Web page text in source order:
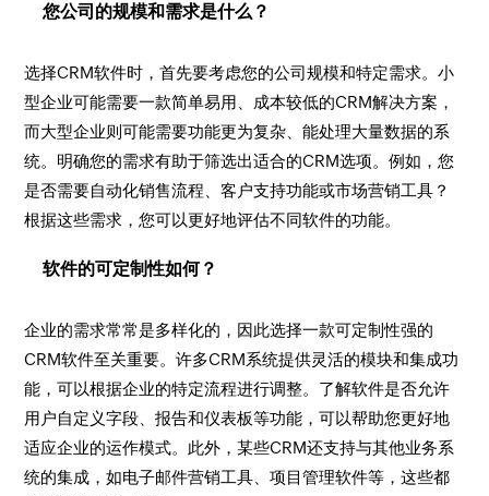
您公司的规模和需求是什么？
选择CRM软件时，首先要考虑您的公司规模和特定需求。小
型企业可能需要一款简单易用、成本较低的CRM解决方案，
而大型企业则可能需要功能更为复杂、能处理大量数据的系
统。明确您的需求有助于筛选出适合的CRM选项。例如，您
是否需要自动化销售流程、客户支持功能或市场营销工具？
根据这些需求，您可以更好地评估不同软件的功能。
软件的可定制性如何？
企业的需求常常是多样化的，因此选择一款可定制性强的
CRM软件至关重要。许多CRM系统提供灵活的模块和集成功
能，可以根据企业的特定流程进行调整。了解软件是否允许
用户自定义字段、报告和仪表板等功能，可以帮助您更好地
适应企业的运作模式。此外，某些CRM还支持与其他业务系
统的集成，如电子邮件营销工具、项目管理软件等，这些都